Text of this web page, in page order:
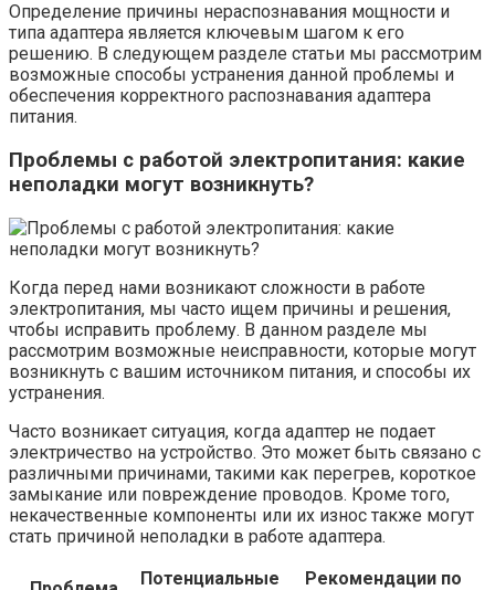
Определение причины нераспознавания мощности и
типа адаптера является ключевым шагом к его
решению. В следующем разделе статьи мы рассмотрим
возможные способы устранения данной проблемы и
обеспечения корректного распознавания адаптера
питания.
Проблемы с работой электропитания: какие
неполадки могут возникнуть?
Когда перед нами возникают сложности в работе
электропитания, мы часто ищем причины и решения,
чтобы исправить проблему. В данном разделе мы
рассмотрим возможные неисправности, которые могут
возникнуть с вашим источником питания, и способы их
устранения.
Часто возникает ситуация, когда адаптер не подает
электричество на устройство. Это может быть связано с
различными причинами, такими как перегрев, короткое
замыкание или повреждение проводов. Кроме того,
некачественные компоненты или их износ также могут
стать причиной неполадки в работе адаптера.
Потенциальные
Рекомендации по